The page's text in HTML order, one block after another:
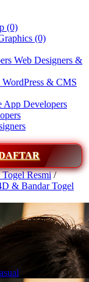
(0)
(0)
Web Designers &
WordPress & CMS
App Developers
Togel Resmi/
& Bandar Togel